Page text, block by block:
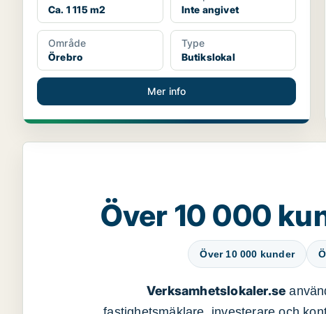
Ca. 1 115 m2
Inte angivet
Område
Örebro
Type
Butikslokal
Mer info
Över 10 000
Över 10 000 kunder
Verksamhetslokaler.se